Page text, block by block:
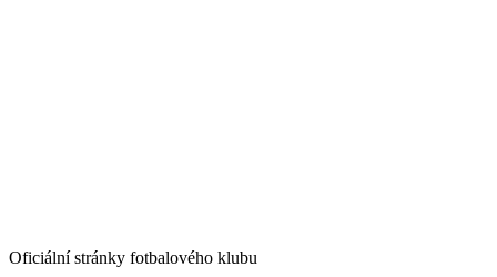
Oficiální stránky fotbalového klubu